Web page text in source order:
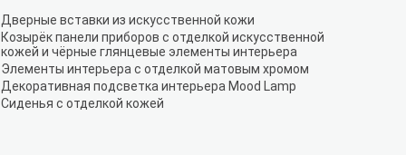
Дверные вставки из искусственной кожи
Козырёк панели приборов с отделкой искусственной
кожей и чёрные глянцевые элементы интерьера
Элементы интерьера с отделкой матовым хромом
Декоративная подсветка интерьера Mood Lamp
Сиденья с отделкой кожей